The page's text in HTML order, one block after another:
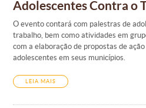
Adolescentes Contra o
O evento contará com palestras de
trabalho, bem como atividades em
com a elaboração de propostas de
adolescentes em seus municípios.
LEIA MAIS